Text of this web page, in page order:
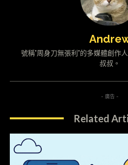
號稱"周身刀無張利"的多媒體創作
叔叔。
- 廣告 -
Related